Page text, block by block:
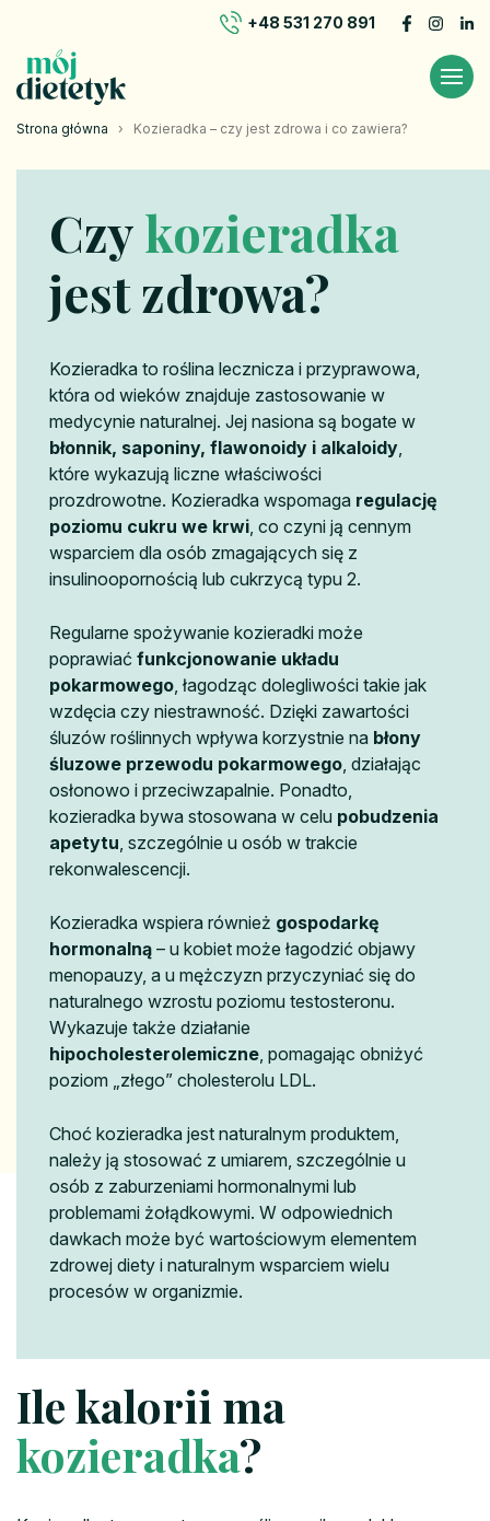
+48 531 270 891
Strona główna › Kozieradka – czy jest zdrowa i co zawiera?
Czykozieradka
jest zdrowa?
Kozieradka to roślina lecznicza i przyprawowa,
która od wieków znajduje zastosowanie w
medycynie naturalnej. Jej nasiona są bogate w
błonnik, saponiny, flawonoidy i alkaloidy
które wykazują liczne właściwości
prozdrowotne. Kozieradka wspomaga regulację
poziomu cukru we krwi , co czyni ją cennym
wsparciem dla osób zmagających się z
insulinoopornością lub cukrzycą typu 2.
Regularne spożywanie kozieradki może
poprawiać funkcjonowanie układu
pokarmowego , łagodząc dolegliwości takie jak
wzdęcia czy niestrawność. Dzięki zawartości
śluzów roślinnych wpływa korzystnie na błony
śluzowe przewodu pokarmowego , działając
osłonowo i przeciwzapalnie. Ponadto,
kozieradka bywa stosowana w celu pobudzenia
apetytu , szczególnie u osób w trakcie
rekonwalescencji.
Kozieradka wspiera również gospodarkę
hormonalną – u kobiet może łagodzić objawy
menopauzy, a u mężczyzn przyczyniać się do
naturalnego wzrostu poziomu testosteronu.
Wykazuje także działanie
hipocholesterolemiczne , pomagając obniżyć
poziom „złego” cholesterolu LDL.
Choć kozieradka jest naturalnym produktem,
należy ją stosować z umiarem, szczególnie u
osób z zaburzeniami hormonalnymi lub
problemami żołądkowymi. W odpowiednich
dawkach może być wartościowym elementem
zdrowej diety i naturalnym wsparciem wielu
procesów w organizmie.
Ile kalorii ma
kozieradka?